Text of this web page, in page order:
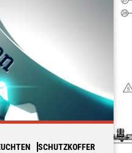
SCHUTZKOFFER